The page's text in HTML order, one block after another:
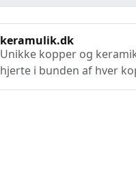
keramulik.dk
Unikke kopper og
hjerte i bunden af hver